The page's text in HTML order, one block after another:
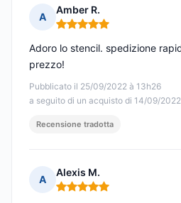
A
Amber R.
Nota: 5 su 5
Pubblicato il 25/09/2022 à 13h26
a seguito di un acquisto di 14/09/2022
Adoro lo stencil. spedizione
prezzo!
Recensione tradotta
A
Alexis M.
Nota: 5 su 5